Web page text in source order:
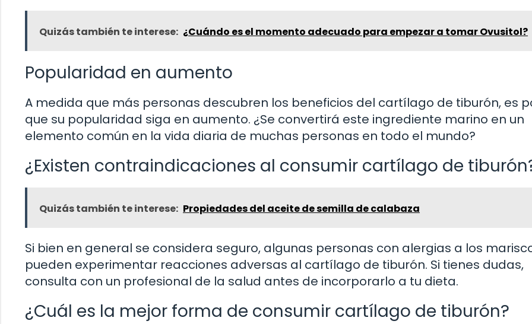
Quizás también te interese: ¿Cuándo es el momento adecuado para empezar a tomar Ovusitol?
Popularidad en aumento
A medida que más personas descubren los beneficios del cartílago de tiburón, es
que su popularidad siga en aumento. ¿Se convertirá este ingrediente marino en un
elemento común en la vida diaria de muchas personas en todo el mundo?
¿Existen contraindicaciones al consumir cartílago de
Quizás también te interese: Propiedades del aceite de semilla de calabaza
Si bien en general se considera seguro, algunas personas con alergias a los
pueden experimentar reacciones adversas al cartílago de tiburón. Si tienes dudas,
consulta con un profesional de la salud antes de incorporarlo a tu dieta.
¿Cuál es la mejor forma de consumir cartílago de tiburón?